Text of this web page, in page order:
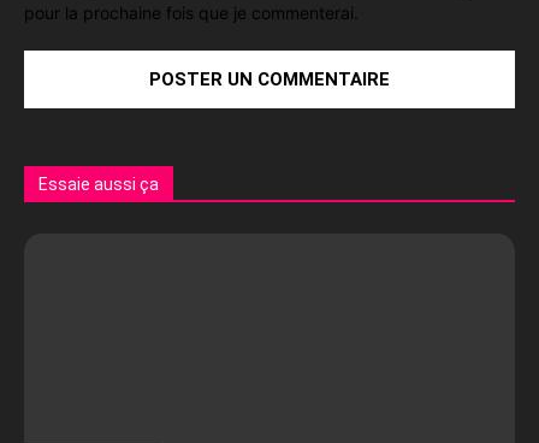
pour la prochaine fois que je commenterai.
Essaie aussi ça